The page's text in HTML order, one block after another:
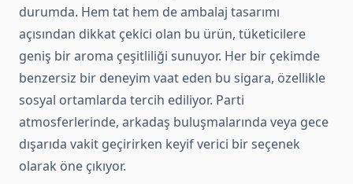
durumda. Hem tat hem de ambalaj tasarımı
açısından dikkat çekici olan bu ürün, tüketicilere
geniş bir aroma çeşitliliği sunuyor. Her bir çekimde
benzersiz bir deneyim vaat eden bu sigara, özellikle
sosyal ortamlarda tercih ediliyor. Parti
atmosferlerinde, arkadaş buluşmalarında veya gece
dışarıda vakit geçirirken keyif verici bir seçenek
olarak öne çıkıyor.